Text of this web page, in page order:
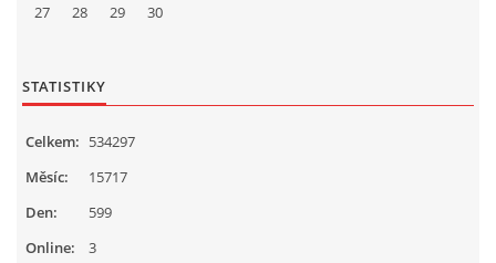
27
28 29 30
STATISTIKY
Online: 3
Celkem: 534297
Měsíc:
15717
Den:
599